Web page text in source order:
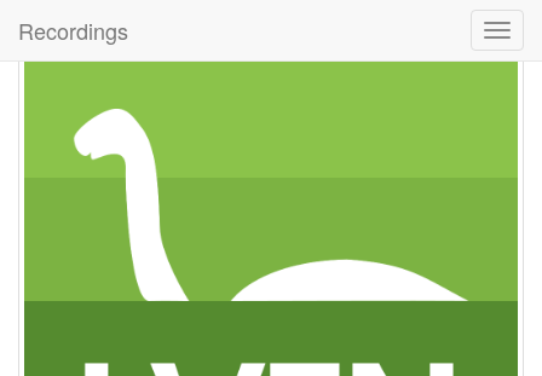
Recordings